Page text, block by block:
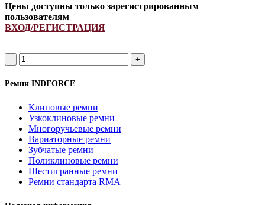
Цены доступны только зарегистрированным
пользователям
ВХОД/РЕГИСТРАЦИЯ
Количество
товара
5PK
950Lp
поликлиновой
INDFORCE
Strongest
Ремни INDFORCE
Клиновые ремни
Узкоклиновые ремни
Многоручьевые ремни
Вариаторные ремни
Зубчатые ремни
Поликлиновые ремни
Шестигранные ремни
Ремни стандарта RMA